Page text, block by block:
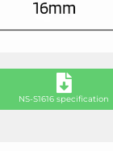
NS-S1616 specification